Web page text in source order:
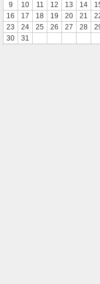
9
10 11 12 13 14
16
17 18 19 20 21
23
24 25 26 27 28
30
31